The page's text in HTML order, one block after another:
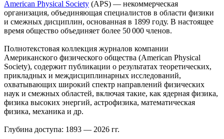
American Physical Society (APS) — некоммерческая
организация, объединяющая специалистов в области физики
и смежных дисциплин, основанная в 1899 году. В настоящее
время общество объединяет более 50 000 членов.
Полнотекстовая коллекция журналов компании
Американского физического общества (American Physical
Society), содержит публикации о результатах теоретических,
прикладных и междисциплинарных исследований,
охватывающих широкий спектр направлений физических
наук и смежных областей, включая такие, как ядерная физика,
физика высоких энергий, астрофизика, математическая
физика, механика и др.
Глубина доступа: 1893 — 2026 гг.